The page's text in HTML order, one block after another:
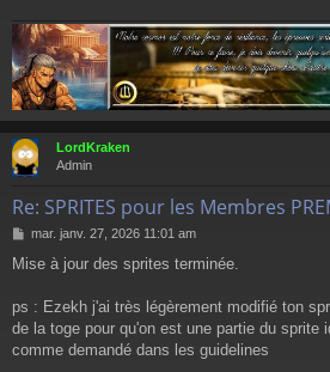
LordKraken
Admin
Re: SPRITES pour les Membres
M
s
a
mar. janv. 27, 2026 11:01 am
Mise à jour des sprites terminée.
ps : Ezekh j'ai très légèrement modifié ton
de la toge pour qu'on est une partie du sprite
comme demandé dans les guidelines